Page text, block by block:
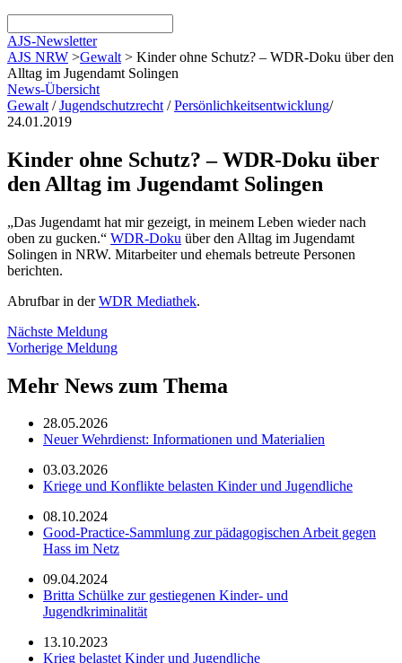
AJS-Newsletter
AJS NRW >Gewalt > Kinder ohne Schutz? – WDR-Doku über den
Alltag im Jugendamt Solingen
News-Übersicht
Gewalt /Jugendschutzrecht /Persönlichkeitsentwicklung/
24.01.2019
Kinder ohne Schutz? – WDR-Doku über
den Alltag im Jugendamt Solingen
„Das Jugendamt hat mir gezeigt, in meinem Leben wieder nach
oben zu gucken.“ WDR-Doku über den Alltag im Jugendamt
Solingen in NRW. Mitarbeiter und ehemals betreute Personen
berichten.
Abrufbar in derWDR Mediathek.
Nächste Meldung
Vorherige Meldung
Mehr News zum Thema
28.05.2026
Neuer Wehrdienst: Informationen und Materialien
03.03.2026
Kriege und Konflikte belasten Kinder und Jugendliche
08.10.2024
Good-Practice-Sammlung zur pädagogischen Arbeit gegen
Hass im Netz
09.04.2024
Britta Schülke zur gestiegenen Kinder- und
Jugendkriminalität
13.10.2023
Krieg belastet Kinder und Jugendliche